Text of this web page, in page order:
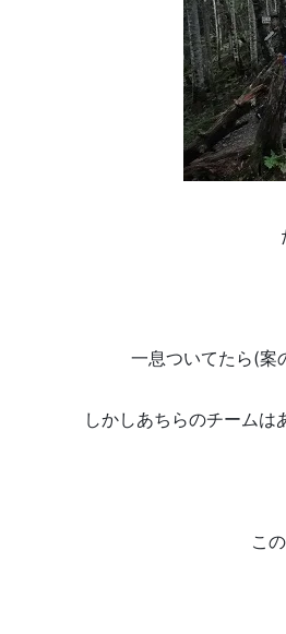
一息ついてたら(案
しかしあちらのチームは
こ